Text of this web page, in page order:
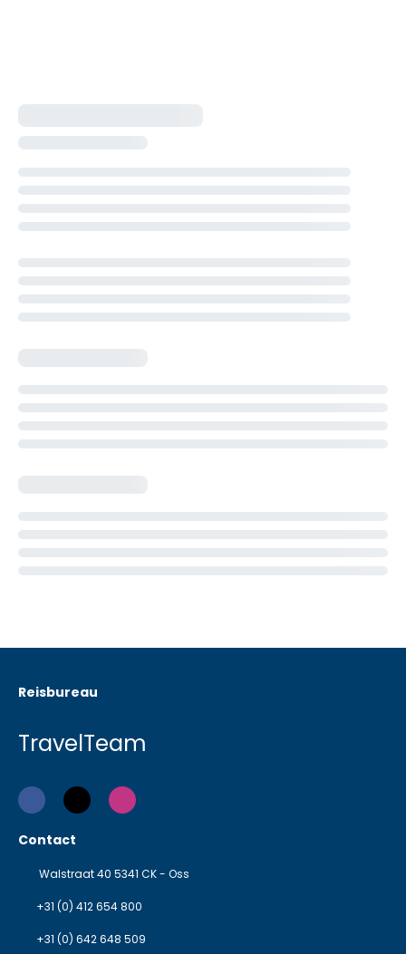
Reisbureau
TravelTeam
Contact
Walstraat 40 5341 CK - Oss
+31 (0) 412 654 800
+31 (0) 642 648 509